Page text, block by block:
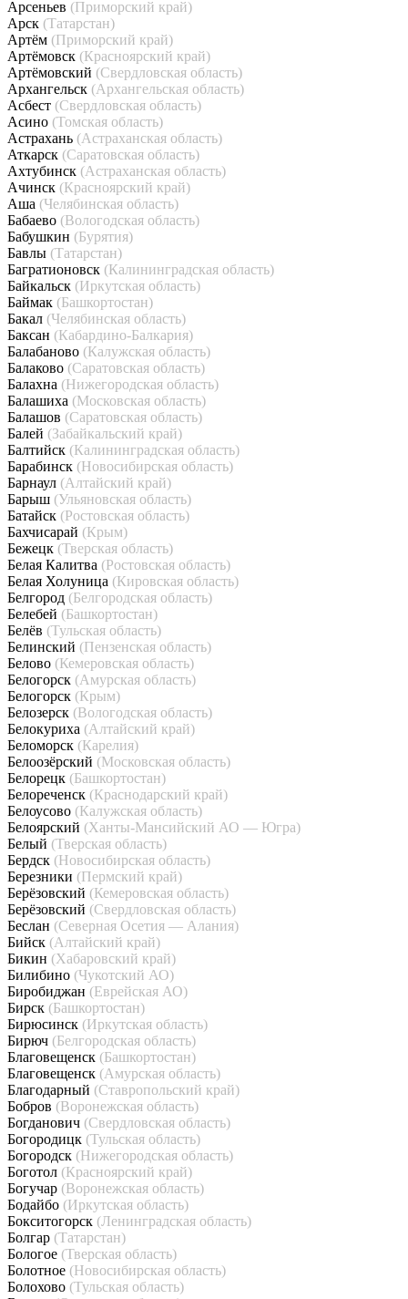
Арсеньев (Приморский край)
Арск (Татарстан)
Артём (Приморский край)
Артёмовск (Красноярский край)
Артёмовский (Свердловская область)
Архангельск (Архангельская область)
Асбест (Свердловская область)
Асино (Томская область)
Астрахань (Астраханская область)
Аткарск (Саратовская область)
Ахтубинск (Астраханская область)
Ачинск (Красноярский край)
Аша (Челябинская область)
Бабаево (Вологодская область)
Бабушкин (Бурятия)
Бавлы (Татарстан)
Багратионовск (Калининградская область)
Байкальск (Иркутская область)
Баймак (Башкортостан)
Бакал (Челябинская область)
Баксан (Кабардино-Балкария)
Балабаново (Калужская область)
Балаково (Саратовская область)
Балахна (Нижегородская область)
Балашиха (Московская область)
Балашов (Саратовская область)
Балей (Забайкальский край)
Балтийск (Калининградская область)
Барабинск (Новосибирская область)
Барнаул (Алтайский край)
Барыш (Ульяновская область)
Батайск (Ростовская область)
Бахчисарай (Крым)
Бежецк (Тверская область)
Белая Калитва (Ростовская область)
Белая Холуница (Кировская область)
Белгород (Белгородская область)
Белебей (Башкортостан)
Белёв (Тульская область)
Белинский (Пензенская область)
Белово (Кемеровская область)
Белогорск (Амурская область)
Белогорск (Крым)
Белозерск (Вологодская область)
Белокуриха (Алтайский край)
Беломорск (Карелия)
Белоозёрский (Московская область)
Белорецк (Башкортостан)
Белореченск (Краснодарский край)
Белоусово (Калужская область)
Белоярский (Ханты-Мансийский АО — Югра)
Белый (Тверская область)
Бердск (Новосибирская область)
Березники (Пермский край)
Берёзовский (Кемеровская область)
Берёзовский (Свердловская область)
Беслан (Северная Осетия — Алания)
Бийск (Алтайский край)
Бикин (Хабаровский край)
Билибино (Чукотский АО)
Биробиджан (Еврейская АО)
Бирск (Башкортостан)
Бирюсинск (Иркутская область)
Бирюч (Белгородская область)
Благовещенск (Башкортостан)
Благовещенск (Амурская область)
Благодарный (Ставропольский край)
Бобров (Воронежская область)
Богданович (Свердловская область)
Богородицк (Тульская область)
Богородск (Нижегородская область)
Боготол (Красноярский край)
Богучар (Воронежская область)
Бодайбо (Иркутская область)
Бокситогорск (Ленинградская область)
Болгар (Татарстан)
Бологое (Тверская область)
Болотное (Новосибирская область)
Болохово (Тульская область)